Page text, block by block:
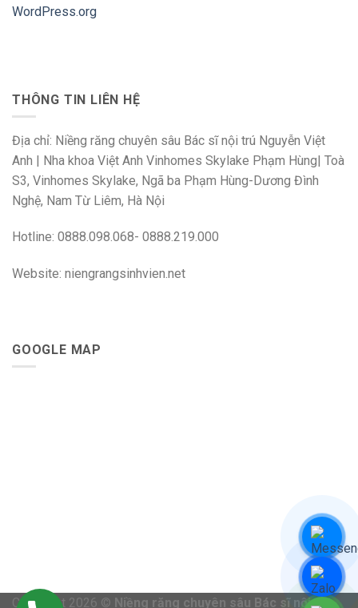
WordPress.org
THÔNG TIN LIÊN HỆ
Địa chỉ: Niềng răng chuyên sâu Bác sĩ nội trú Nguyễn Việt
Anh | Nha khoa Việt Anh Vinhomes Skylake Phạm Hùng| Toà
S3, Vinhomes Skylake, Ngã ba Phạm Hùng-Dương Đình
Nghệ, Nam Từ Liêm, Hà Nội
Hotline: 0888.098.068- 0888.219.000
Website: niengrangsinhvien.net
GOOGLE MAP
Copyright 2026 © Niềng răng chuyên sâu Bác sĩ nội trú